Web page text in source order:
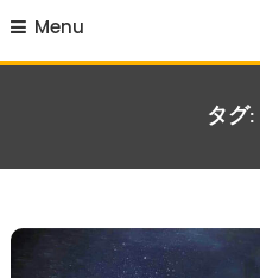
Menu
タグ: